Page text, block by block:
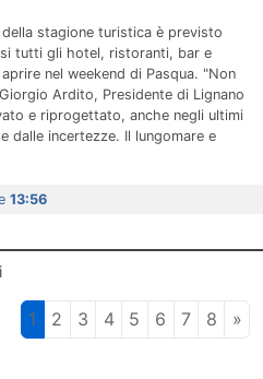
stagione turistica è previsto
tutti gli hotel, ristoranti, bar e
nel weekend di Pasqua. "Non
Ardito, Presidente di Lignano
e riprogettato, anche negli ultimi
dalle incertezze. Il lungomare e
13:56
1 2 3 4 5 6 7 8 »